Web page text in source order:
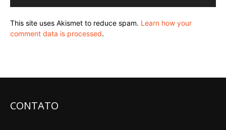
This site uses Akismet to reduce spam. Learn how your
comment data is processed.
CONTATO